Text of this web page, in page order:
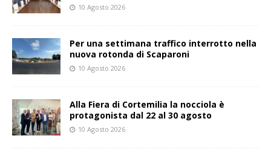
10 Agosto 2026
Per una settimana traffico interrotto nella
nuova rotonda di Scaparoni
10 Agosto 2026
Alla Fiera di Cortemilia la nocciola è
protagonista dal 22 al 30 agosto
10 Agosto 2026